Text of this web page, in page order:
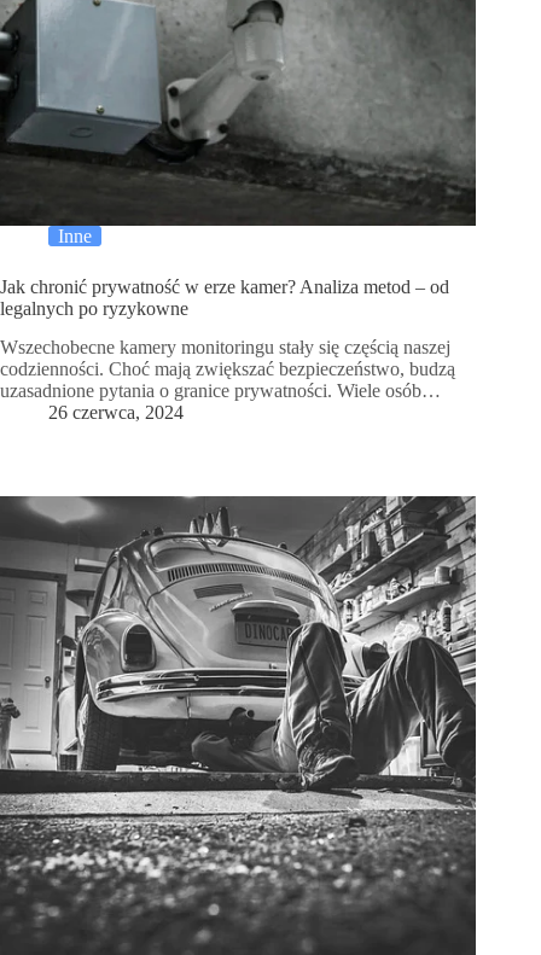
Inne
Jak chronić prywatność w erze kamer? Analiza metod – od
legalnych po ryzykowne
Wszechobecne kamery monitoringu stały się częścią naszej
codzienności. Choć mają zwiększać bezpieczeństwo, budzą
uzasadnione pytania o granice prywatności. Wiele osób…
26 czerwca, 2024